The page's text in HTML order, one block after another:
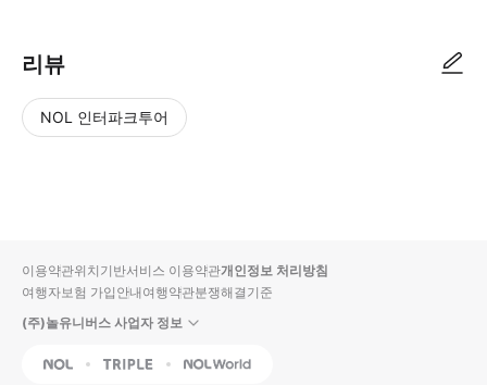
리뷰
NOL 인터파크투어
입니
다.
순
상
이용약관위치기반서비스 이용약관개인정보 처리방침
여행자보험 가입안내여행약관분쟁해결기준
(주)놀유니버스 사업자 정보
NOL Triple Interpark Global